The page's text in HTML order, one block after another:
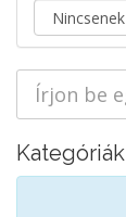
Kategóriák